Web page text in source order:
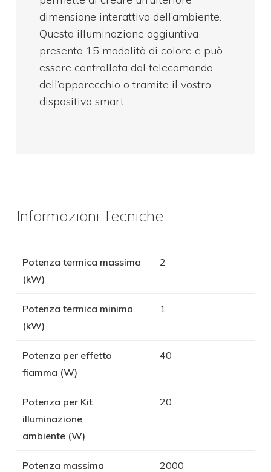
dimensione interattiva dell’ambiente.
Questa illuminazione aggiuntiva
presenta 15 modalità di colore e può
essere controllata dal telecomando
dell’apparecchio o tramite il vostro
dispositivo smart.
Informazioni Tecniche
Potenza termica massima
(kW)
2
Potenza termica minima
(kW)
1
Potenza per effetto
fiamma (W)
40
Potenza per Kit
illuminazione
ambiente (W)
20
Potenza massima
2000